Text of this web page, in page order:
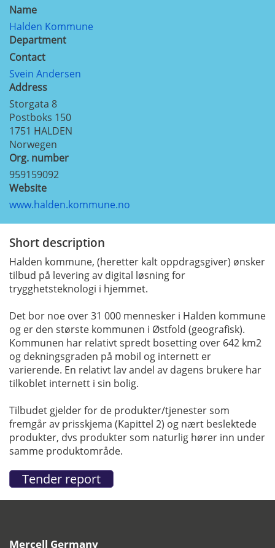
Name
Halden Kommune
Department
Contact
Svein Andersen
Address
Storgata 8
Postboks 150
1751 HALDEN
Norwegen
Org. number
959159092
Website
www.halden.kommune.no
Short description
Halden kommune, (heretter kalt oppdragsgiver) ønsker
tilbud på levering av digital løsning for
trygghetsteknologi i hjemmet.
Det bor noe over 31 000 mennesker i Halden kommune
og er den største kommunen i Østfold (geografisk).
Kommunen har relativt spredt bosetting over 642 km2
og dekningsgraden på mobil og internett er
varierende. En relativt lav andel av dagens brukere har
tilkoblet internett i sin bolig.
Tilbudet gjelder for de produkter/tjenester som
fremgår av prisskjema (Kapittel 2) og nært beslektede
produkter, dvs produkter som naturlig hører inn under
samme produktområde.
Mercell Germany